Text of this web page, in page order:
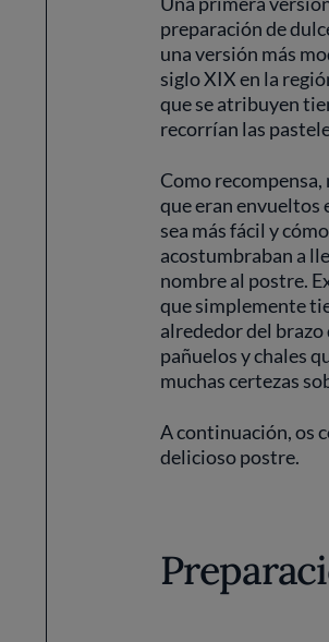
preparación de
una versión más
siglo XIX en la
que se atribuyen
recorrían las
Como
que eran envueltos
sea más fácil y
acostumbraban a
nombre al postre.
que simplemente
alrededor del brazo
pañuelos y chales
muchas certezas
A continuación, os
delicioso postre.